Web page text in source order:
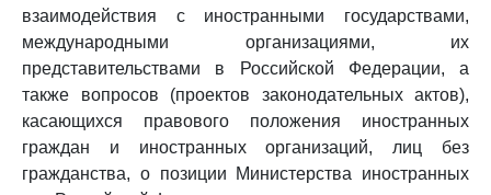
взаимодействия с иностранными государствами,
международными организациями, их
представительствами в Российской Федерации, а
также вопросов (проектов законодательных актов),
касающихся правового положения иностранных
граждан и иностранных организаций, лиц без
гражданства, о позиции Министерства иностранных